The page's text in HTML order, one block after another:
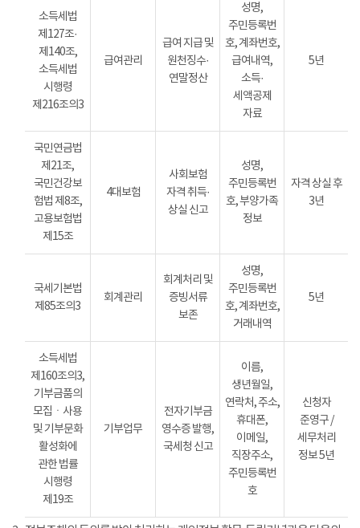
소득세법
제127조·
제140조,
소득세법
시행령
제216조의3
급여관리
급여 지급 및
원천징수·
연말정산
성명,
주민등록번
호, 계좌번호,
급여내역,
소득·
세액공제
자료
5년
국민연금법
제21조,
국민건강보
험법 제8조,
고용보험법
제15조
4대보험
사회보험
자격 취득·
상실 신고
성명,
주민등록번
호, 부양가족
정보
자격 상실 후
3년
국세기본법
제85조의3
회계관리
회계처리 및
증빙서류
보존
성명,
주민등록번
호, 계좌번호,
거래내역
5년
소득세법
제160조의3,
기부금품의
모집ㆍ사용
및 기부문화
활성화에
관한 법률
시행령
제19조
기부업무
전자기부금
영수증 발행,
국세청 신고
이름,
생년월일,
연락처, 주소,
휴대폰,
이메일,
직장주소,
주민등록번
호
신청자
준영구 /
세무처리
정보 5년